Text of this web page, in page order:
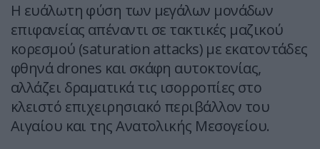
Η ευάλωτη φύση των μεγάλων μονάδων
επιφανείας απέναντι σε τακτικές μαζικού
κορεσμού (saturation attacks) με εκατοντάδες
φθηνά drones και σκάφη αυτοκτονίας,
αλλάζει δραματικά τις ισορροπίες στο
κλειστό επιχειρησιακό περιβάλλον του
Αιγαίου και της Ανατολικής Μεσογείου.